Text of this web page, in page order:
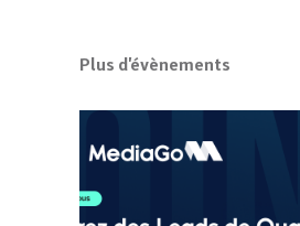
Plus d'évènements